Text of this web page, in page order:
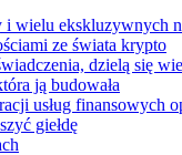
i wielu ekskluzywnych
ze świata krypto
dzielą się
ją budowała
usług finansowych
giełdę